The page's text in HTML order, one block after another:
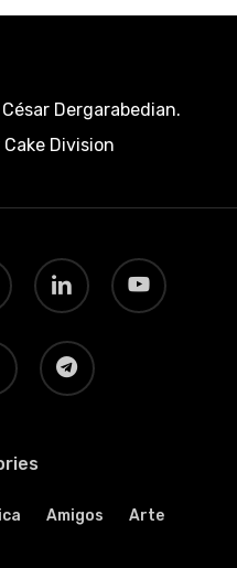
Dergarabedian.
Cake Division
linkedin youtube
telegram
Amigos Arte